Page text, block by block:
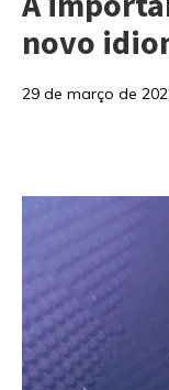
novo
29 de março de